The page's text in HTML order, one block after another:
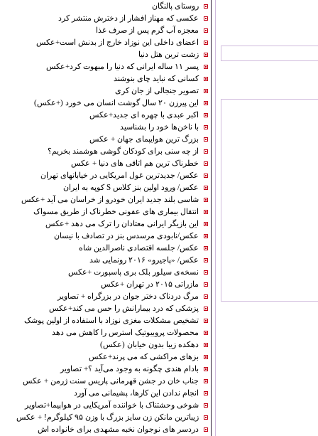
روستای پالنگان
عکسی که مهناز افشار از دخترش منتشر کرد
‌معجزه آب گرم پس از صرف غذا
اعضای داخلی این نوزاد خارج از بدنش است+عکس
زشت ترین هتل دنیا
پسر ۱۱ ساله ایرانی که دنیا را مبهوت کرد+عکس
کسانی که نباید چای بنوشند
تصویر جنجالی از جان کری
این پیرزن ۲۰ سال گوشت انسان می خورد (+عکس)
اکبر عبدی با چهره ای جدید+عکس
با ناخن‌ها خود را بشناسید
بزرگ ترین هوایپمای جهان + عکس
از چه سنی برای کودکان گوشی هوشمند بخریم؟
خطرناک ترین هم اتاقی های دنیا + عکس
عکس/ جدیدترین غول امریکایی در خیابانهای تهران
عکس/ ورود اولین بنز کلاس S كوپه به ایران
شاسی بلند جدید ایران خودرو از خراسان می آید +عکس
انتقال بیماری های عفونی خطرناک از طریق مسواک
این بازیگر ایرانی معتادان را ترک می دهد +عکس
عکس/نابودی مرسدس بنز در تصادف با نیسان
عکس/ جلسه اقتصادی ناصرالدین شاه
عکس/ «پاجیرو» ۲۰۱۶ رونمایی شد
نسخه‌ی سیلور بلک بری پاسپورت +عکس
مازراتی ۲۰۱۵ در تهران +عکس
مرگ دردناک دختر جوان در بزرگراه + تصاویر
پزشکی که درد بیمارانش را حس می کند+عکس
تشخیص مشکلات مغزی نوزاد با استفاده از اولین پوشک
محصولات پروبیوتیک استرس را کاهش می دهد
دهکده‌ زیبا بدون خیابان (عکس)
بزهای مراکشی که می پرند+عکس
بادام هندی چگونه به وجود می‌آید ؟+ تصاویر
جناب خان در جشن قهرمانی پاریس سنت ژرمن + عکس
انجام ندادن این کارها، پشیمانی می آورد
شوخی وحشتناک با خواننده آمریکایی در هواپیما+تصاویر
زیباترین مانکن زن سایز بزرگ با وزن ۹۵ کیلوگرم! + عکس
دردسر های نوجوان نخبه مشهدی برای خانواده اش